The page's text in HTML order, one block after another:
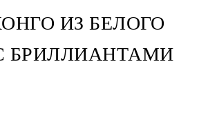
ИЗ БЕЛОГО
БРИЛЛИАНТАМИ